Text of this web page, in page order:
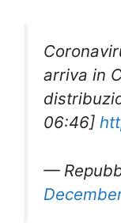
arriva in
06:46]
—